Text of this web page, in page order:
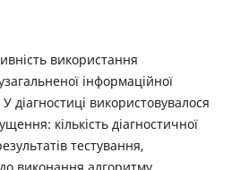
використання
інформаційної
діагностиці використовувалося
кількість діагностичної
тестування,